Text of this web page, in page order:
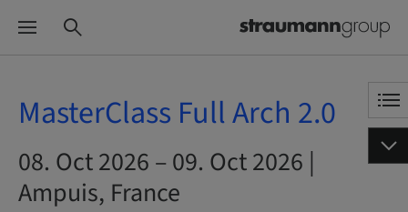
MasterClass Full Arch 2.0
08. Oct 2026 – 09. Oct 2026 |
Ampuis, France